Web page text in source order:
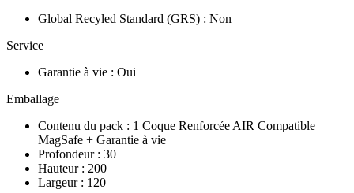
Global Recyled Standard (GRS) : Non
Service
Garantie à vie : Oui
Emballage
Contenu du pack : 1 Coque Renforcée AIR Compatible
MagSafe + Garantie à vie
Profondeur : 30
Hauteur : 200
Largeur : 120